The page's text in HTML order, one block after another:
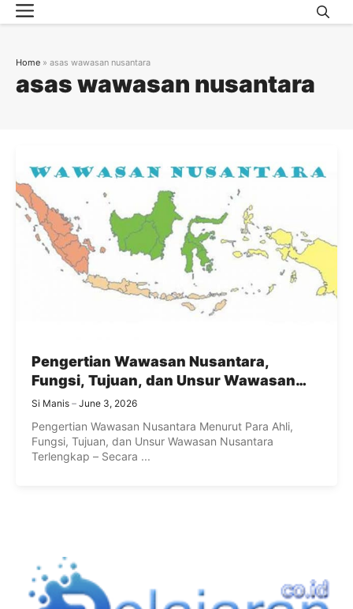
Skip
to
Menu
asas wawasan nusantara
Home » asas wawasan nusantara
Pengertian Wawasan Nusantara,
Fungsi, Tujuan, dan Unsur Wawasan
Nusantara Terlengkap
Si Manis June 3, 2026
Pengertian Wawasan Nusantara Menurut Para Ahli,
Fungsi, Tujuan, dan Unsur Wawasan Nusantara
Terlengkap – Secara ...